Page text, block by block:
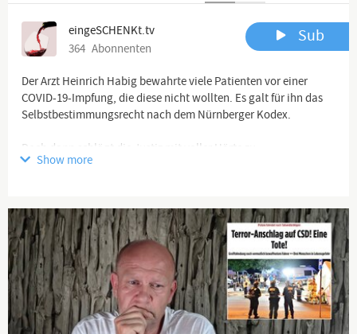
eingeSCHENKt.tv
364 Abonnenten
Sub
Der Arzt Heinrich Habig bewahrte viele Patienten vor einer
COVID-19-Impfung, die diese nicht wollten. Es galt für ihn das
Selbstbestimmungsrecht nach dem Nürnberger Kodex.
Doch dann schlägt die Justiz mit voller Härte zu.
mit Handschellen abgeführt und weggesperrt. Seine
Approbation als Arzt muss er sofort abgeben.
Heinrich Habig sitzt ganze 16 Monate in Untersuchungshaft in
der JVA Bochum. Dann kommt das Gerichtsurteil: Heinrich
Habig wird zu 3 Jahren und 2 Monaten Haft verurteilt.
Show more